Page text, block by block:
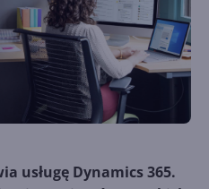
usługę Dynamics 365.